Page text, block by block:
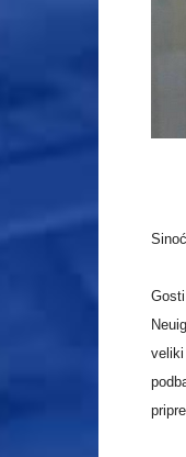
veliki